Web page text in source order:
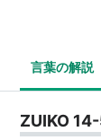
言葉の解説
ZUIKO